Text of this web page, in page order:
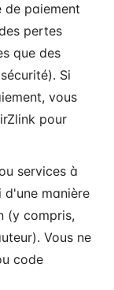
de paiement
pertes
que des
Si
vous
pour
services à
d'une manière
(y compris,
Vous ne
code